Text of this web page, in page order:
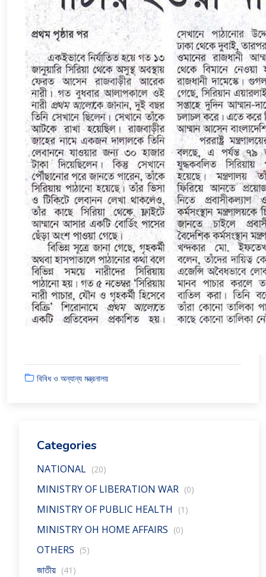
বিবিধ ও অন্যান্য মন্ত্রনালয়
Categories
NATIONAL (20)
MINISTRY OF LIBERATION WAR (0)
MINISTRY OF PUBLIC HEALTH (1)
MINISTRY OH HOME AFFAIRS (0)
OTHERS (5)
জাতীয় (41)